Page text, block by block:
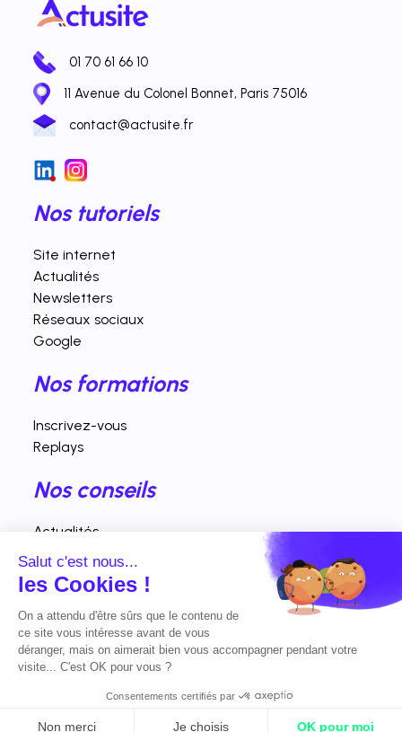
01 70 61 66 10
11 Avenue du Colonel Bonnet, Paris 75016
contact@actusite.fr
Nos tutoriels
Site internet
Actualités
Newsletters
Réseaux sociaux
Google
Nos formations
Inscrivez-vous
Replays
Nos conseils
Actualités
Fiches pratiques
Interventions vidéos
Nos horaires d'ouverture
Lundi - vendredi : 9h00 - 19h00
© 2023 Tous droits réservés. Créé par Mentions légales
Salut c'est nous...
les Cookies !
On a attendu d'être sûrs que le contenu de
ce site vous intéresse avant de vous
déranger, mais on aimerait bien vous accompagner pendant votre
visite... C'est OK pour vous ?
Consentements certifiés par
Non merci Je choisis OK pour moi